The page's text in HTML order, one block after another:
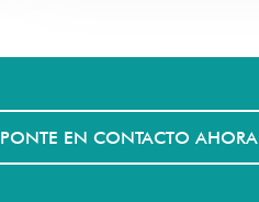
PONTE EN CONTACTO AHORA